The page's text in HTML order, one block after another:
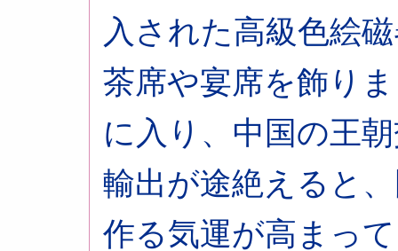
入された高級色絵
茶席や宴席を飾り
に入り、中国の王
輸出が途絶えると
作る気運が高まっ